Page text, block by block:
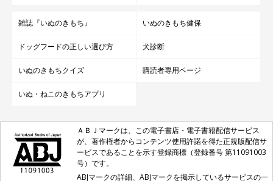
雑誌『いぬのきもち』 いぬのきもち健保
ドッグフードの正しい選び方 犬診断
いぬのきもちクイズ 購読者専用ページ
いぬ・ねこのきもちアプリ
ＡＢＪマークは、この電子書店・電子書籍配信サービス
が、著作権者からコンテンツ使用許諾を得た正規版配信サ
ービスであることを示す登録商標（登録番号 第11091003
号）です。
ABJマークの詳細、ABJマークを掲示しているサービスの一